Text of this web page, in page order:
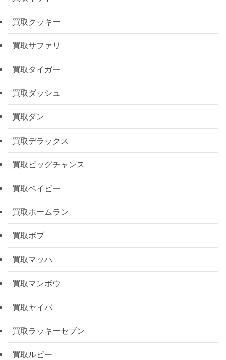
買取クッキー
買取サファリ
買取タイガー
買取ダッシュ
買取ダン
買取デラックス
買取ビッグチャンス
買取ベイビー
買取ホームラン
買取ボブ
買取マッハ
買取マンボウ
買取ヤイバ
買取ラッキーセブン
買取ルビー